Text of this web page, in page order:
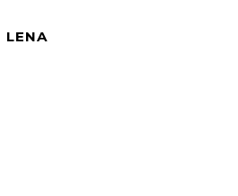
LENA